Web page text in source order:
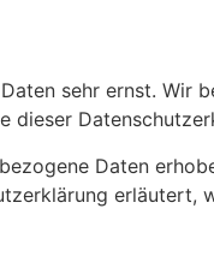
sehr ernst. Wir
dieser
Daten
erläutert,